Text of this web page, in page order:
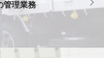
管理業務